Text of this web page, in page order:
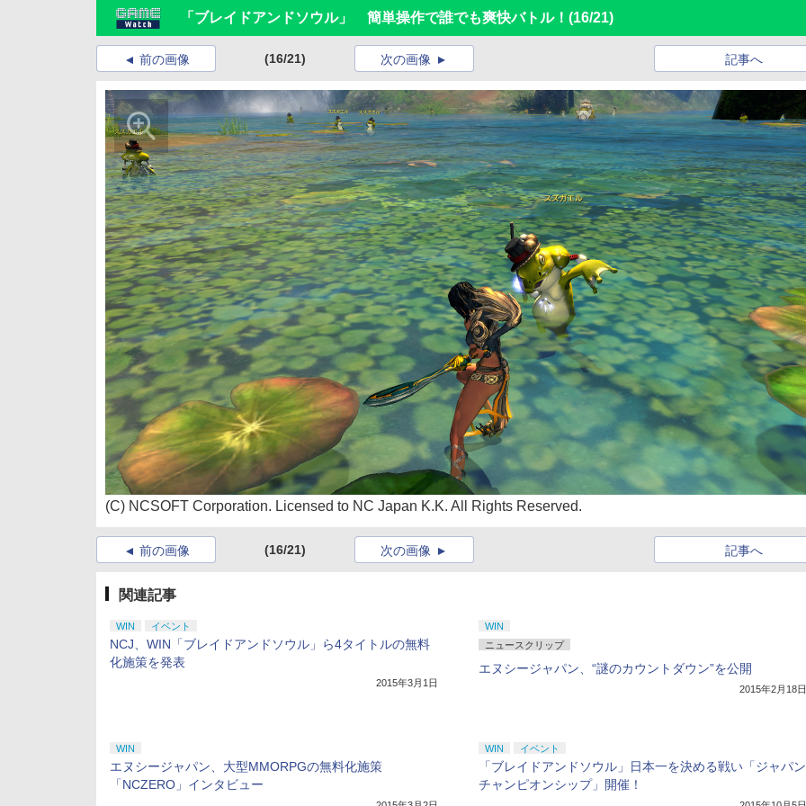
「ブレイドアンドソウル」 簡単操作で誰でも爽快バトル！ (16/21)
前の画像 (16/21) 記事へ
次の画像
(C) NCSOFT Corporation. Licensed to NC Japan K.K. All Rights Reserved.
前の画像 (16/21) 記事へ
次の画像
関連記事
WIN イベント
NCJ、WIN「ブレイドアンドソウル」ら4タイトルの無料
化施策を発表
2015年3月1日
WIN
ニュースクリップ
エヌシージャパン、“謎のカウントダウン”を公開
2015年2月18日
WIN
エヌシージャパン、大型MMORPGの無料化施策
「NCZERO」インタビュー
WIN イベント
「ブレイドアンドソウル」日本一を決める戦い「ジャパン
チャンピオンシップ」開催！